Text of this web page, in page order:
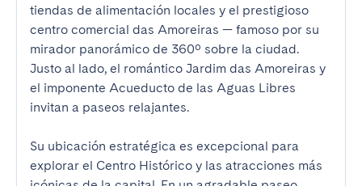
tiendas de alimentación locales y el prestigioso
centro comercial das Amoreiras — famoso por su
mirador panorámico de 360º sobre la ciudad.
Justo al lado, el romántico Jardim das Amoreiras y
el imponente Acueducto de las Aguas Libres
invitan a paseos relajantes.
Su ubicación estratégica es excepcional para
explorar el Centro Histórico y las atracciones más